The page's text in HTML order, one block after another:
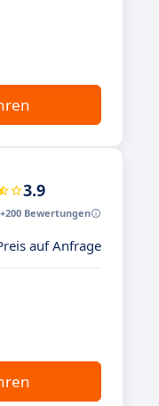
3.9
+200 Bewertungen
auf Anfrage